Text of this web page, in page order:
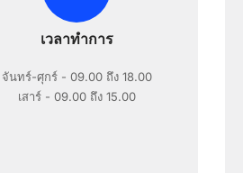
เวลาทำการ
จันทร์-ศุกร์ - 09.00 ถึง 18.00
เสาร์ - 09.00 ถึง 15.00